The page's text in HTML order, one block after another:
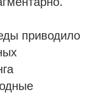
приводило